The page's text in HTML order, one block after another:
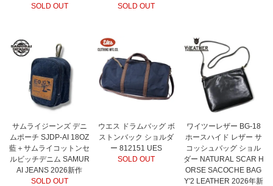
SOLD OUT
SOLD OUT
サムライジーンズ デニ
ムポーチ SJDP-AI 18OZ
藍＋サムライコットンセ
ルビッチデニム SAMUR
AI JEANS 2026新作
SOLD OUT
ウエス ドラムバッグ ボ
ストンバック ショルダ
ー 812151 UES
SOLD OUT
ワイツーレザー BG-18
ホースハイド レザー サ
コッシュバッグ ショル
ダー NATURAL SCAR H
ORSE SACOCHE BAG
Y'2 LEATHER 2026年新